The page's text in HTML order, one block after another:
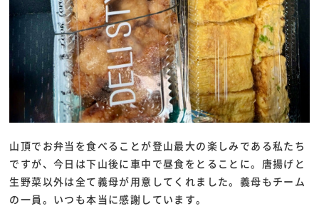
山頂でお弁当を食べることが登山最大の楽しみである私たち
ですが、今日は下山後に車中で昼食をとることに。唐揚げと
生野菜以外は全て義母が用意してくれました。義母もチーム
の一員。いつも本当に感謝しています。